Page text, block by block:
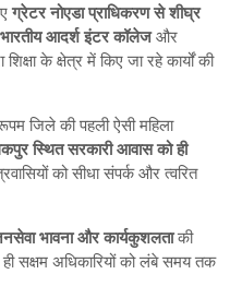
ग्रेटर नोएडा प्राधिकरण से शीघ्र
भारतीय आदर्श इंटर कॉलेजऔर
शिक्षा के क्षेत्र में किए जा रहे कार्यों की
जिले की पहली ऐसी महिला
स्थित सरकारी आवास को ही
को सीधा संपर्क और त्वरित
भावना और कार्यकुशलताकी
सक्षम अधिकारियों को लंबे समय तक